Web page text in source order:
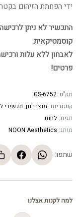
ידי הפחתת הזיהום
התכשיר לא ניתן לרכישה
קוסמטיקאית.
לאבחון ללא עלות
פרטים!
מק"ט: GS-6752
קטגוריות: מוצרי נון, תכשירי
תגית: לחות
מותג: NOON Aesthetics
שתפו:
למה לקנות אצלנו